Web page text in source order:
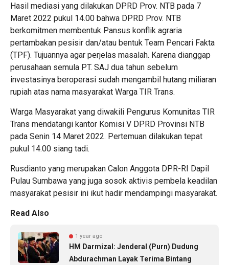
Hasil mediasi yang dilakukan DPRD Prov. NTB pada 7
Maret 2022 pukul 14.00 bahwa DPRD Prov. NTB
berkomitmen membentuk Pansus konflik agraria
pertambakan pesisir dan/atau bentuk Team Pencari Fakta
(TPF). Tujuannya agar perjelas masalah. Karena dianggap
perusahaan semula PT. SAJ dua tahun sebelum
investasinya beroperasi sudah mengambil hutang miliaran
rupiah atas nama masyarakat Warga TIR Trans.
Warga Masyarakat yang diwakili Pengurus Komunitas TIR
Trans mendatangi kantor Komisi V DPRD Provinsi NTB
pada Senin 14 Maret 2022. Pertemuan dilakukan tepat
pukul 14.00 siang tadi.
Rusdianto yang merupakan Calon Anggota DPR-RI Dapil
Pulau Sumbawa yang juga sosok aktivis pembela keadilan
masyarakat pesisir ini ikut hadir mendampingi masyarakat.
Read Also
1 year ago
HM Darmizal: Jenderal (Purn) Dudung
Abdurachman Layak Terima Bintang